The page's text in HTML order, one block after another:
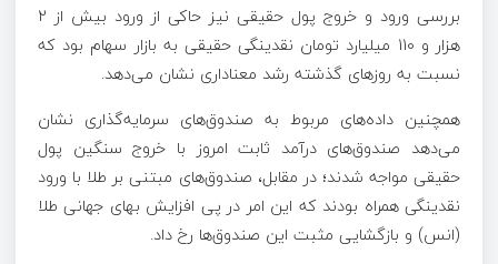
بررسی ورود و خروج پول حقیقی نیز حاکی از ورود بیش از 2
هزار و 110 میلیارد تومان نقدینگی حقیقی به بازار سهام بود که
نسبت به روزهای گذشته رشد معناداری نشان می‌دهد.
همچنین داده‌های مربوط به صندوق‌های سرمایه‌گذاری نشان
می‌دهد صندوق‌های درآمد ثابت امروز با خروج سنگین پول
حقیقی مواجه شدند؛ در مقابل، صندوق‌های مبتنی بر طلا با ورود
نقدینگی همراه بودند که این امر در پی افزایش بهای جهانی طلا
(انس) و بازگشایی مثبت این صندوق‌ها رخ داد.